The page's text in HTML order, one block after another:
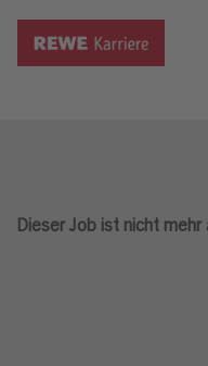
Dieser Job ist nicht mehr